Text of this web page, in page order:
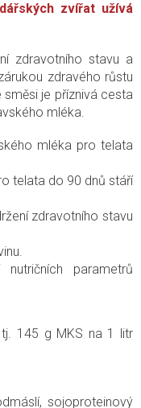
zvířat užívá
zdravotního stavu a
zdravého růstu
je příznivá cesta
mléka.
mléka pro telata
telata do 90 dnů stáří
zdravotního stavu
parametrů
145 g MKS na 1 litr
sojoproteinový